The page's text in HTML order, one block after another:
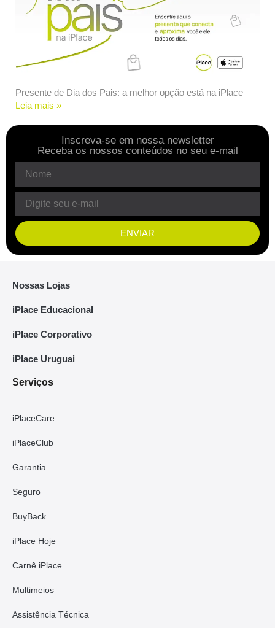
Presente de Dia dos Pais: a melhor opção está na iPlace
Leia mais »
Inscreva-se em nossa newsletter
Receba os nossos conteúdos no seu e-mail
ENVIAR
Nossas Lojas
iPlace Educacional
iPlace Corporativo
iPlace Uruguai
Serviços
iPlaceCare
iPlaceClub
Garantia
Seguro
BuyBack
iPlace Hoje
Carnê iPlace
Multimeios
Assistência Técnica